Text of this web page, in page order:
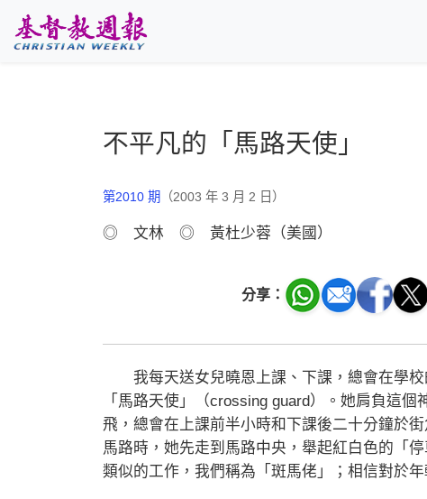
不平凡的「馬路天使」
第2010 期 （2003 年 3 月 2 日）
◎ 文林 ◎ 黃杜少蓉（美國）
分享：
我每天送女兒曉恩上課、下課，總會在學校
「馬路天使」（crossing guard）。她肩負這
飛，總會在上課前半小時和下課後二十分鐘於
馬路時，她先走到馬路中央，舉起紅白色的「
類似的工作，我們稱為「斑馬佬」；相信對於